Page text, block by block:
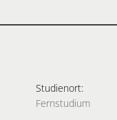
Studienort:
Fernstudium